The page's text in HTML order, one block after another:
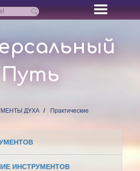
Путь
ДУХА
Практические
ИНСТРУМЕНТОВ